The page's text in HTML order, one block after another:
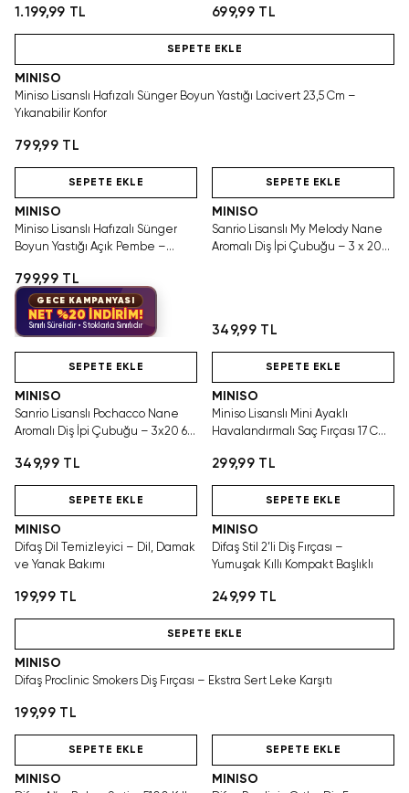
1.199,99 TL 699,99 TL
SEPETE EKLE
MINISO
Miniso Lisanslı Hafızalı Sünger Boyun Yastığı Lacivert 23,5 Cm –
Yıkanabilir Konfor
799,99 TL
SEPETE EKLE
MINISO
Miniso Lisanslı Hafızalı Sünger
Boyun Yastığı Açık Pembe –
799,99 TL
GECE KAMPANYASI
NET %20 İNDİRİM!
Sınırlı Sürelidir • Stoklarla Sınırlıdır
SEPETE EKLE
MINISO
Sanrio Lisanslı My Melody Nane
Aromalı Diş İpi Çubuğu – 3 x 20
349,99 TL
SEPETE EKLE
MINISO
Sanrio Lisanslı Pochacco Nane
Aromalı Diş İpi Çubuğu – 3x20 60
349,99 TL
SEPETE EKLE
MINISO
Miniso Lisanslı Mini Ayaklı
Havalandırmalı Saç Fırçası 17 Cm
299,99 TL
SEPETE EKLE
MINISO
Difaş Dil Temizleyici – Dil, Damak
ve Yanak Bakımı
199,99 TL
SEPETE EKLE
MINISO
Difaş Stil 2’li Diş Fırçası –
Yumuşak Kıllı Kompakt Başlıklı
249,99 TL
SEPETE EKLE
MINISO
Difaş Proclinic Smokers Diş Fırçası – Ekstra Sert Leke Karşıtı
199,99 TL
SEPETE EKLE
MINISO
SEPETE EKLE
MINISO